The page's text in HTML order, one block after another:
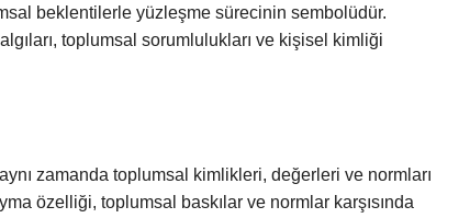
beklentilerle yüzleşme sürecinin sembolüdür.
toplumsal sorumlulukları ve kişisel kimliği
zamanda toplumsal kimlikleri, değerleri ve normları
özelliği, toplumsal baskılar ve normlar karşısında